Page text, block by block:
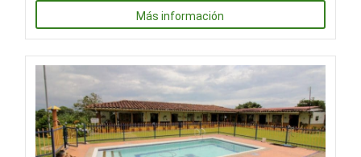
Más información